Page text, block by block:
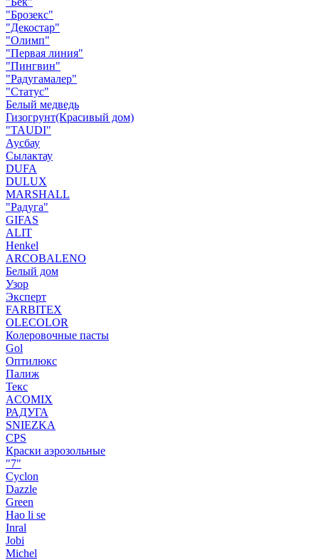
"Брозекс"
"Декостар"
"Олимп"
"Первая линия"
"Пингвин"
"Радугамалер"
"Статус"
Белый медведь
Гизогрунт(Красивый дом)
"TAUDI"
Аусбау
Сылактау
DUFA
DULUX
MARSHALL
"Радуга"
GIFAS
ALIT
Henkel
ARCOBALENO
Белый дом
Узор
Эксперт
FARBITEX
OLECOLOR
Колеровочные пасты
Gol
Оптилюкс
Палиж
Текс
ACOMIX
РАДУГА
SNIEZKA
CPS
Краски аэрозольные
"7"
Cyclon
Dazzle
Green
Hao li se
Inral
Jobi
Michel